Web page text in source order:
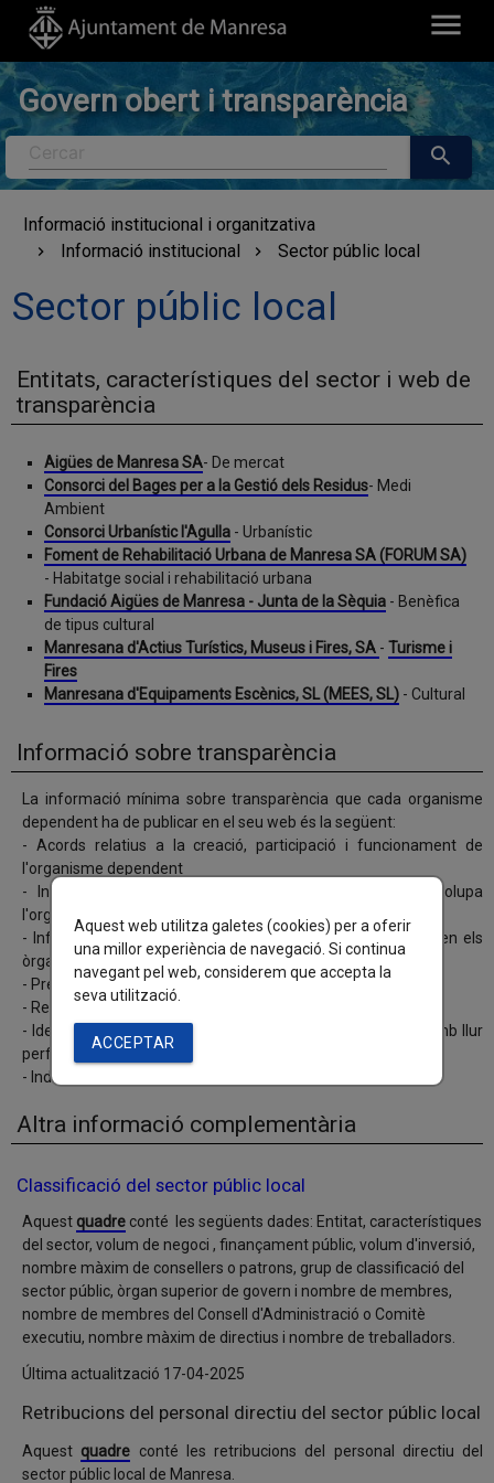
Aquest web utilitza galetes (cookies) per a oferir
una millor experiència de navegació. Si continua
navegant pel web, considerem que accepta la
seva utilització.
ACCEPTAR
menu
Govern obert i transparència
Cercar
search
Informació institucional i organitzativa
Informació institucional
Sector públic local
Sector públic local
Entitats, característiques del sector i web de
transparència
Aigües de Manresa SA- De mercat
Consorci del Bages per a la Gestió dels Residus- Medi
Ambient
Consorci Urbanístic l'Agulla - Urbanístic
Foment de Rehabilitació Urbana de Manresa SA (FORUM SA)
- Habitatge social i rehabilitació urbana
Fundació Aigües de Manresa - Junta de la Sèquia - Benèfica
de tipus cultural
Manresana d'Actius Turístics, Museus i Fires, SA - Turisme i
Fires
Manresana d'Equipaments Escènics, SL (MEES, SL) - Cultural
Informació sobre transparència
La informació mínima sobre transparència que cada organisme
dependent ha de publicar en el seu web és la següent:
- Acords relatius a la creació, participació i funcionament de
l'organisme dependent
- Informació de les funcions o atribucions que desenvolupa
l'organisme dependent
- Informació de les funcions o atribucions que desenvolupen els
òrgans de govern d'aquest ens
- Pressupost anual de l'organisme autònom i ens dependent
- Relació de llocs de treball i retribucions
- Identificació dels responsables de l'ens dependents i CV amb llur
perfil i trajectòria professionals
- Indicar si hi ha càrrecs de confiança
Altra informació complementària
Classificació del sector públic local
Aquest quadre conté les següents dades: Entitat, característiques
del sector, volum de negoci , finançament públic, volum d'inversió,
nombre màxim de consellers o patrons, grup de classificació del
sector públic, òrgan superior de govern i nombre de membres,
nombre de membres del Consell d'Administració o Comitè
executiu, nombre màxim de directius i nombre de treballadors.
Última actualització 17-04-2025
Retribucions del personal directiu del sector públic local
Aquest quadre conté les retribucions del personal directiu del
sector públic local de Manresa.